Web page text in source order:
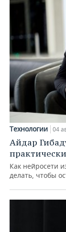
Технологии 04
Айдар
Как нейросети
делать, чтобы